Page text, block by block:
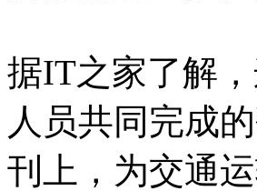
据IT之家了解
人员共同完成
刊上，为交通